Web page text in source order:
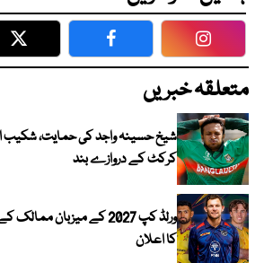
Twitter Facebook
متعلقہ خبریں
شیخ حسینہ واجد کی حمایت، شکیب
کرکٹ کے دروازے بند
ورلڈ کپ 2027 کے میزبان
کا اعلان